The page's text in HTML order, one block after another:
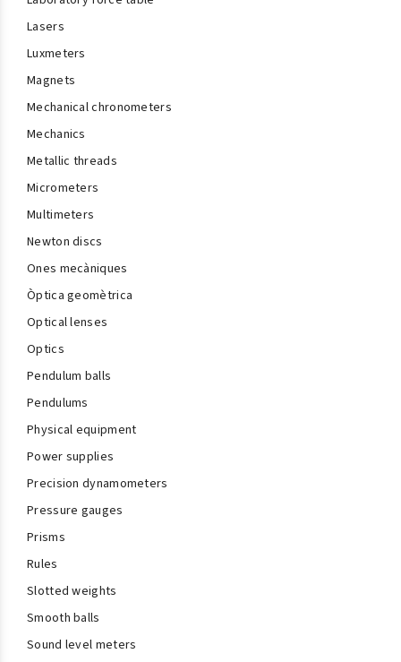
Lasers
Luxmeters
Magnets
Mechanical chronometers
Mechanics
Metallic threads
Micrometers
Multimeters
Newton discs
Ones mecàniques
Òptica geomètrica
Optical lenses
Optics
Pendulum balls
Pendulums
Physical equipment
Power supplies
Precision dynamometers
Pressure gauges
Prisms
Rules
Slotted weights
Smooth balls
Sound level meters